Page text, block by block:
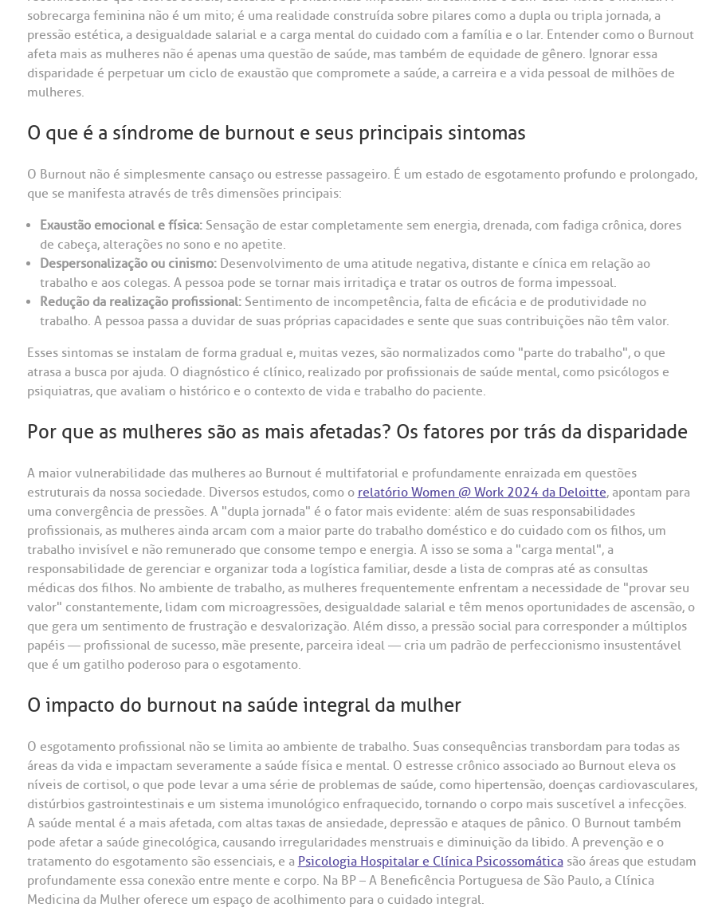
sobrecarga feminina não é um mito; é uma realidade construída sobre pilares como a dupla ou tripla jornada, a
pressão estética, a desigualdade salarial e a carga mental do cuidado com a família e o lar. Entender como o Burnout
afeta mais as mulheres não é apenas uma questão de saúde, mas também de equidade de gênero. Ignorar essa
disparidade é perpetuar um ciclo de exaustão que compromete a saúde, a carreira e a vida pessoal de milhões de
mulheres.
O que é a síndrome de burnout e seus principais sintomas
O Burnout não é simplesmente cansaço ou estresse passageiro. É um estado de esgotamento profundo e prolongado,
que se manifesta através de três dimensões principais:
Exaustão emocional e física:Sensação de estar completamente sem energia, drenada, com fadiga crônica, dores
de cabeça, alterações no sono e no apetite.
Despersonalização ou cinismo:Desenvolvimento de uma atitude negativa, distante e cínica em relação ao
trabalho e aos colegas. A pessoa pode se tornar mais irritadiça e tratar os outros de forma impessoal.
Redução da realização profissional:Sentimento de incompetência, falta de eficácia e de produtividade no
trabalho. A pessoa passa a duvidar de suas próprias capacidades e sente que suas contribuições não têm valor.
Esses sintomas se instalam de forma gradual e, muitas vezes, são normalizados como "parte do trabalho", o que
atrasa a busca por ajuda. O diagnóstico é clínico, realizado por profissionais de saúde mental, como psicólogos e
psiquiatras, que avaliam o histórico e o contexto de vida e trabalho do paciente.
Por que as mulheres são as mais afetadas? Os fatores por trás da disparidade
A maior vulnerabilidade das mulheres ao Burnout é multifatorial e profundamente enraizada em questões
estruturais da nossa sociedade. Diversos estudos, como o relatório Women @ Work 2024 da Deloitte, apontam para
uma convergência de pressões. A "dupla jornada" é o fator mais evidente: além de suas responsabilidades
profissionais, as mulheres ainda arcam com a maior parte do trabalho doméstico e do cuidado com os filhos, um
trabalho invisível e não remunerado que consome tempo e energia. A isso se soma a "carga mental", a
responsabilidade de gerenciar e organizar toda a logística familiar, desde a lista de compras até as consultas
médicas dos filhos. No ambiente de trabalho, as mulheres frequentemente enfrentam a necessidade de "provar seu
valor" constantemente, lidam com microagressões, desigualdade salarial e têm menos oportunidades de ascensão, o
que gera um sentimento de frustração e desvalorização. Além disso, a pressão social para corresponder a múltiplos
papéis — profissional de sucesso, mãe presente, parceira ideal — cria um padrão de perfeccionismo insustentável
que é um gatilho poderoso para o esgotamento.
O impacto do burnout na saúde integral da mulher
O esgotamento profissional não se limita ao ambiente de trabalho. Suas consequências transbordam para todas as
áreas da vida e impactam severamente a saúde física e mental. O estresse crônico associado ao Burnout eleva os
níveis de cortisol, o que pode levar a uma série de problemas de saúde, como hipertensão, doenças cardiovasculares,
distúrbios gastrointestinais e um sistema imunológico enfraquecido, tornando o corpo mais suscetível a infecções.
A saúde mental é a mais afetada, com altas taxas de ansiedade, depressão e ataques de pânico. O Burnout também
pode afetar a saúde ginecológica, causando irregularidades menstruais e diminuição da libido. A prevenção e o
tratamento do esgotamento são essenciais, e a Psicologia Hospitalar e Clínica Psicossomáticasão áreas que estudam
profundamente essa conexão entre mente e corpo. Na BP – A Beneficência Portuguesa de São Paulo, a Clínica
Medicina da Mulher oferece um espaço de acolhimento para o cuidado integral.